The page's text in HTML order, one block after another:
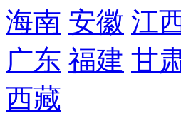
海南 安徽 江
广东 福建 甘
西藏